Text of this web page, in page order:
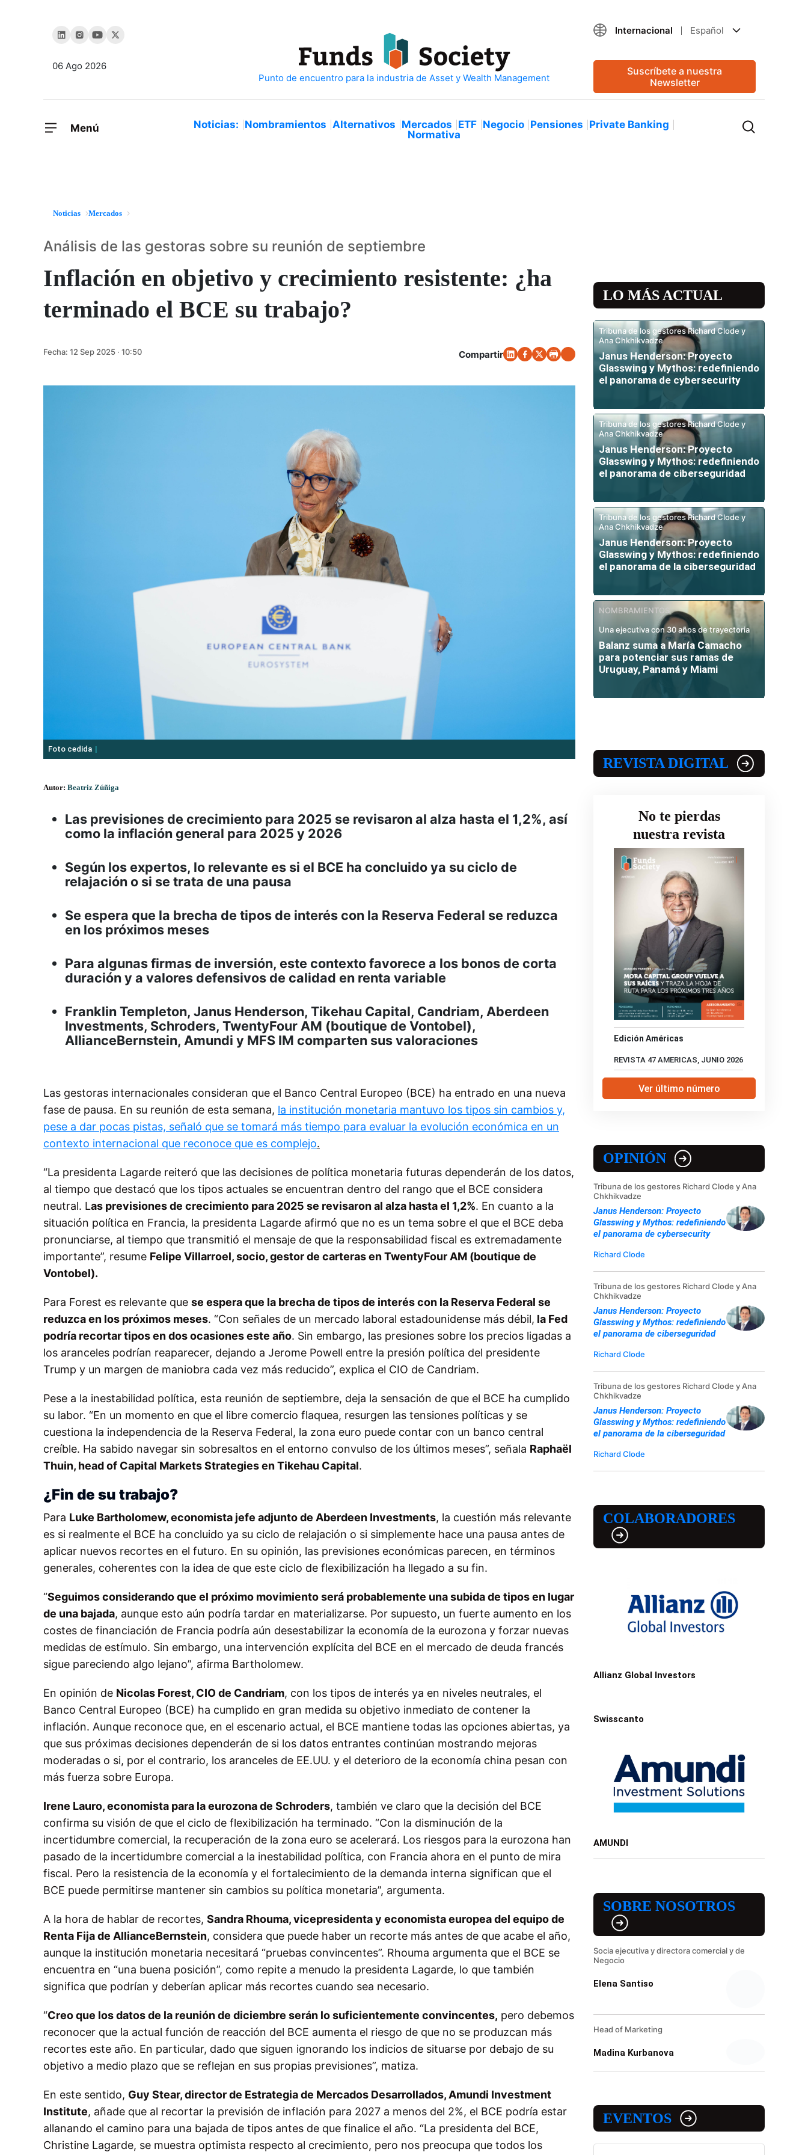
06 Ago 2026
Internacional Español
Suscríbete a nuestra
Newsletter
Menú Noticias: Nombramientos Alternativos Mercados ETF Negocio Pensiones Private Banking
Normativa
Noticias Mercados
Inflación en objetivo y crecimiento resistente: ¿ha
terminado el BCE su trabajo?
Análisis de las gestoras sobre su reunión de septiembre
Fecha: 12 Sep 2025 · 10:50 Compartir
Foto cedida
Autor: Beatriz Zúñiga
Las previsiones de crecimiento para 2025 se revisaron al alza hasta el 1,2%, así
como la inflación general para 2025 y 2026
Según los expertos, lo relevante es si el BCE ha concluido ya su ciclo de
relajación o si se trata de una pausa
Se espera que la brecha de tipos de interés con la Reserva Federal se reduzca
en los próximos meses
Para algunas firmas de inversión, este contexto favorece a los bonos de corta
duración y a valores defensivos de calidad en renta variable
Franklin Templeton, Janus Henderson, Tikehau Capital, Candriam, Aberdeen
Investments, Schroders, TwentyFour AM (boutique de Vontobel),
AllianceBernstein, Amundi y MFS IM comparten sus valoraciones
Las gestoras internacionales consideran que el Banco Central Europeo (BCE) ha entrado en una nueva
fase de pausa. En su reunión de esta semana, la institución monetaria mantuvo los tipos sin cambios y,
pese a dar pocas pistas, señaló que se tomará más tiempo para evaluar la evolución económica en un
contexto internacional que reconoce que es complejo.
“La presidenta Lagarde reiteró que las decisiones de política monetaria futuras dependerán de los datos,
al tiempo que destacó que los tipos actuales se encuentran dentro del rango que el BCE considera
neutral. Las previsiones de crecimiento para 2025 se revisaron al alza hasta el 1,2%. En cuanto a la
situación política en Francia, la presidenta Lagarde afirmó que no es un tema sobre el que el BCE deba
pronunciarse, al tiempo que transmitió el mensaje de que la responsabilidad fiscal es extremadamente
importante”, resume Felipe Villarroel, socio, gestor de carteras en TwentyFour AM (boutique de
Vontobel).
Para Forest es relevante que se espera que la brecha de tipos de interés con la Reserva Federal se
reduzca en los próximos meses. “Con señales de un mercado laboral estadounidense más débil, la Fed
podría recortar tipos en dos ocasiones este año. Sin embargo, las presiones sobre los precios ligadas a
los aranceles podrían reaparecer, dejando a Jerome Powell entre la presión política del presidente
Trump y un margen de maniobra cada vez más reducido”, explica el CIO de Candriam.
Pese a la inestabilidad política, esta reunión de septiembre, deja la sensación de que el BCE ha cumplido
su labor. “En un momento en que el libre comercio flaquea, resurgen las tensiones políticas y se
cuestiona la independencia de la Reserva Federal, la zona euro puede contar con un banco central
creíble. Ha sabido navegar sin sobresaltos en el entorno convulso de los últimos meses”, señala Raphaël
Thuin, head of Capital Markets Strategies en Tikehau Capital.
¿Fin de su trabajo?
Para Luke Bartholomew, economista jefe adjunto de Aberdeen Investments, la cuestión más relevante
es si realmente el BCE ha concluido ya su ciclo de relajación o si simplemente hace una pausa antes de
aplicar nuevos recortes en el futuro. En su opinión, las previsiones económicas parecen, en términos
generales, coherentes con la idea de que este ciclo de flexibilización ha llegado a su fin.
“Seguimos considerando que el próximo movimiento será probablemente una subida de tipos en lugar
de una bajada, aunque esto aún podría tardar en materializarse. Por supuesto, un fuerte aumento en los
costes de financiación de Francia podría aún desestabilizar la economía de la eurozona y forzar nuevas
medidas de estímulo. Sin embargo, una intervención explícita del BCE en el mercado de deuda francés
sigue pareciendo algo lejano”, afirma Bartholomew.
En opinión de Nicolas Forest, CIO de Candriam, con los tipos de interés ya en niveles neutrales, el
Banco Central Europeo (BCE) ha cumplido en gran medida su objetivo inmediato de contener la
inflación. Aunque reconoce que, en el escenario actual, el BCE mantiene todas las opciones abiertas, ya
que sus próximas decisiones dependerán de si los datos entrantes continúan mostrando mejoras
moderadas o si, por el contrario, los aranceles de EE.UU. y el deterioro de la economía china pesan con
más fuerza sobre Europa.
Irene Lauro, economista para la eurozona de Schroders, también ve claro que la decisión del BCE
confirma su visión de que el ciclo de flexibilización ha terminado. “Con la disminución de la
incertidumbre comercial, la recuperación de la zona euro se acelerará. Los riesgos para la eurozona han
pasado de la incertidumbre comercial a la inestabilidad política, con Francia ahora en el punto de mira
fiscal. Pero la resistencia de la economía y el fortalecimiento de la demanda interna significan que el
BCE puede permitirse mantener sin cambios su política monetaria”, argumenta.
A la hora de hablar de recortes, Sandra Rhouma, vicepresidenta y economista europea del equipo de
Renta Fija de AllianceBernstein, considera que puede haber un recorte más antes de que acabe el año,
aunque la institución monetaria necesitará “pruebas convincentes”. Rhouma argumenta que el BCE se
encuentra en “una buena posición”, como repite a menudo la presidenta Lagarde, lo que también
significa que podrían y deberían aplicar más recortes cuando sea necesario.
“Creo que los datos de la reunión de diciembre serán lo suficientemente convincentes, pero debemos
reconocer que la actual función de reacción del BCE aumenta el riesgo de que no se produzcan más
recortes este año. En particular, dado que siguen ignorando los indicios de situarse por debajo de su
objetivo a medio plazo que se reflejan en sus propias previsiones”, matiza.
En este sentido, Guy Stear, director de Estrategia de Mercados Desarrollados, Amundi Investment
Institute, añade que al recortar la previsión de inflación para 2027 a menos del 2%, el BCE podría estar
allanando el camino para una bajada de tipos antes de que finalice el año. “La presidenta del BCE,
Christine Lagarde, se muestra optimista respecto al crecimiento, pero nos preocupa que todos los
LO MÁS ACTUAL
Tribuna de los gestores Richard Clode y
Ana Chkhikvadze
Janus Henderson: Proyecto
Glasswing y Mythos: redefiniendo
el panorama de cybersecurity
Tribuna de los gestores Richard Clode y
Ana Chkhikvadze
Janus Henderson: Proyecto
Glasswing y Mythos: redefiniendo
el panorama de ciberseguridad
Tribuna de los gestores Richard Clode y
Ana Chkhikvadze
Janus Henderson: Proyecto
Glasswing y Mythos: redefiniendo
el panorama de la ciberseguridad
NOMBRAMIENTOS
Una ejecutiva con 30 años de trayectoria
Balanz suma a María Camacho
para potenciar sus ramas de
Uruguay, Panamá y Miami
REVISTA DIGITAL
No te pierdas
nuestra revista
Edición Américas
REVISTA 47 AMERICAS, JUNIO 2026
Ver último número
OPINIÓN
Tribuna de los gestores Richard Clode y Ana
Chkhikvadze
Janus Henderson: Proyecto
Glasswing y Mythos: redefiniendo
el panorama de cybersecurity
Richard Clode
Tribuna de los gestores Richard Clode y Ana
Chkhikvadze
Janus Henderson: Proyecto
Glasswing y Mythos: redefiniendo
el panorama de ciberseguridad
Richard Clode
Tribuna de los gestores Richard Clode y Ana
Chkhikvadze
Janus Henderson: Proyecto
Glasswing y Mythos: redefiniendo
el panorama de la ciberseguridad
Richard Clode
COLABORADORES
Allianz Global Investors
Swisscanto
AMUNDI
SOBRE NOSOTROS
Socia ejecutiva y directora comercial y de
Negocio
Elena Santiso
Head of Marketing
Madina Kurbanova
EVENTOS